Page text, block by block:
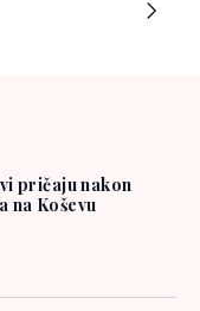
pričaju nakon
na Koševu